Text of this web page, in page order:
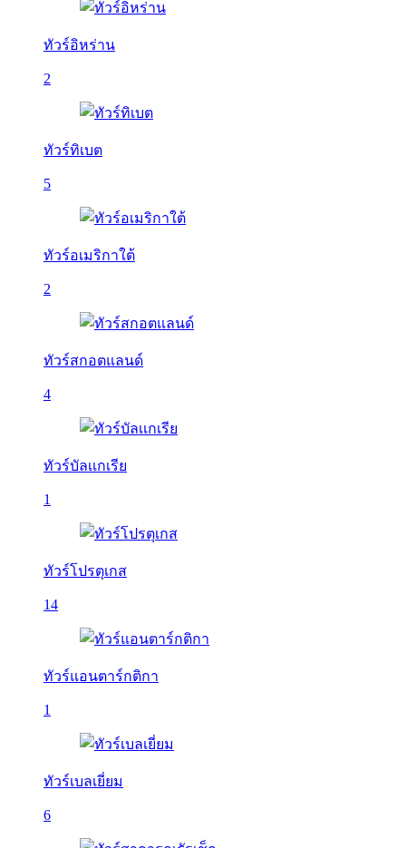
ทัวร์อิหร่าน
2
ทัวร์ทิเบต
5
ทัวร์อเมริกาใต้
2
ทัวร์สกอตแลนด์
4
ทัวร์บัลเเกเรีย
1
ทัวร์โปรตุเกส
14
ทัวร์แอนตาร์กติกา
1
ทัวร์เบลเยี่ยม
6